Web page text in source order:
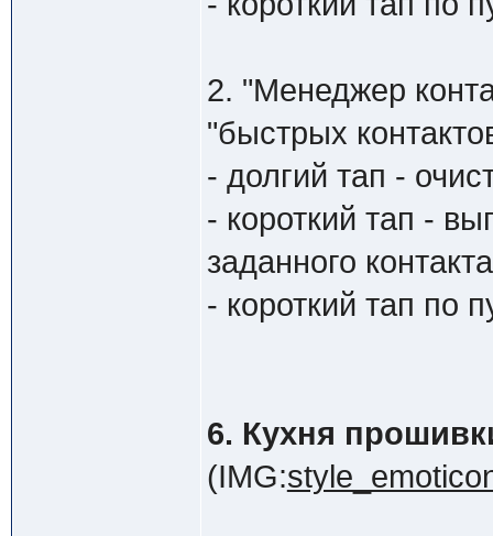
2. "Менеджер
"быстрых
- долгий тап -
- короткий тап -
заданного контакта
- короткий тап по
6. Кухня
(IMG: